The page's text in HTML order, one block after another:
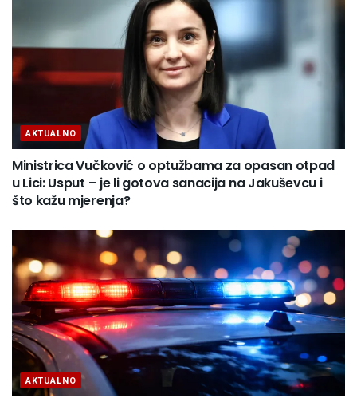
AKTUALNO
Ministrica Vučković o optužbama za opasan otpad
u Lici: Usput – je li gotova sanacija na Jakuševcu i
što kažu mjerenja?
AKTUALNO